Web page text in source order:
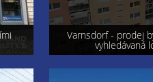
-
Varnsdorf -